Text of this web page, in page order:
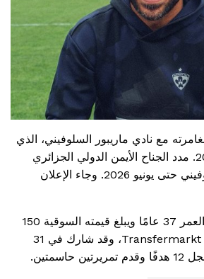
مع نادي ماريبور السلوفيني، الذي
يلعب له منذ يوليو 2023. مدد الجناح الأيمن الدولي الجزائري
عقده مع الفريق السلوفيني حتى يونيو 2026. وجاء الإعلان
يبلغ هليل سوداني من العمر 37 عامًا ويبلغ قيمته السوقية 150
ألف يورو حسب موقع Transfermarkt، وقد شارك في 31